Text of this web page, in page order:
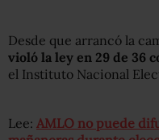
Desde que arrancó la
violó la ley en 29 de 36
el Instituto Nacional
Lee: AMLO no puede